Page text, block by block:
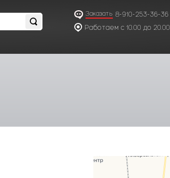
Заказать 8-910-253-36-36
Работаем с 10.00 до 20.00